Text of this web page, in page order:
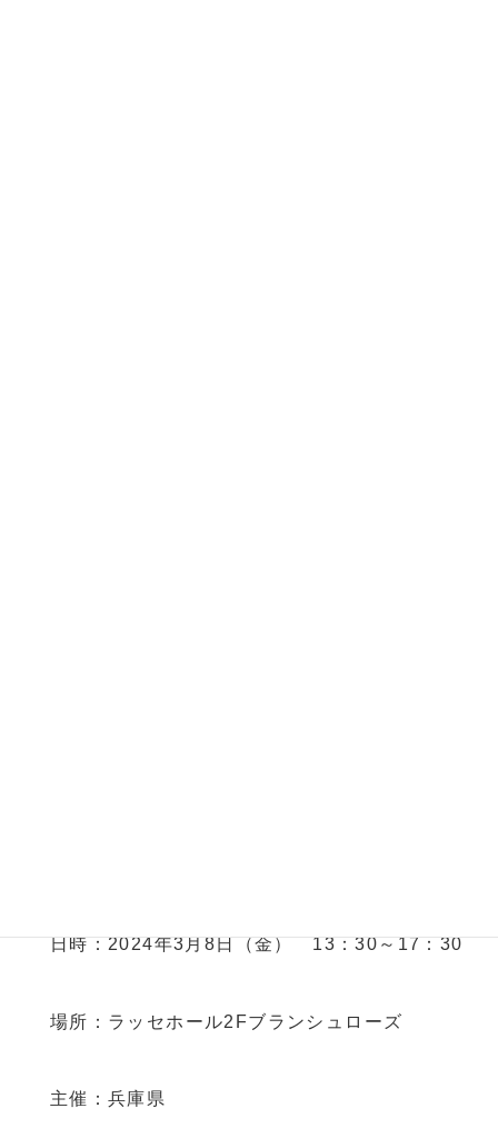
日時：2024年3月8日（金） 13：30～17：30
場所：ラッセホール2Fブランシュローズ
主催：兵庫県